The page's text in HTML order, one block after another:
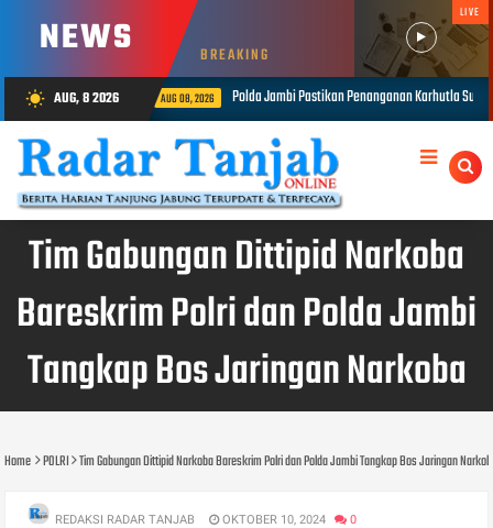
NEWS BREAKING
LIVE
wb_sunny AUG, 8 2026
Pastikan Penanganan Karhutla Sungai Gelam Maksimal AUG 08, 2026 1.848
Tim Gabungan Dittipid Narkoba
Bareskrim Polri dan Polda Jambi
Tangkap Bos Jaringan Narkoba
Home POLRI Tim Gabungan Dittipid Narkoba Bareskrim Polri dan Polda Jambi Tangkap Bos Jaringan
REDAKSI RADAR TANJAB OKTOBER 10, 2024 0